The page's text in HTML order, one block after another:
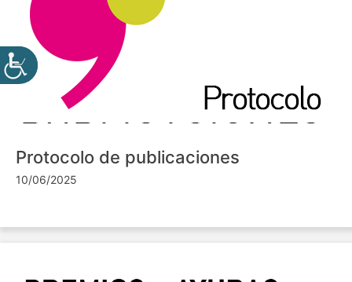
Protocolo de publicaciones
10/06/2025